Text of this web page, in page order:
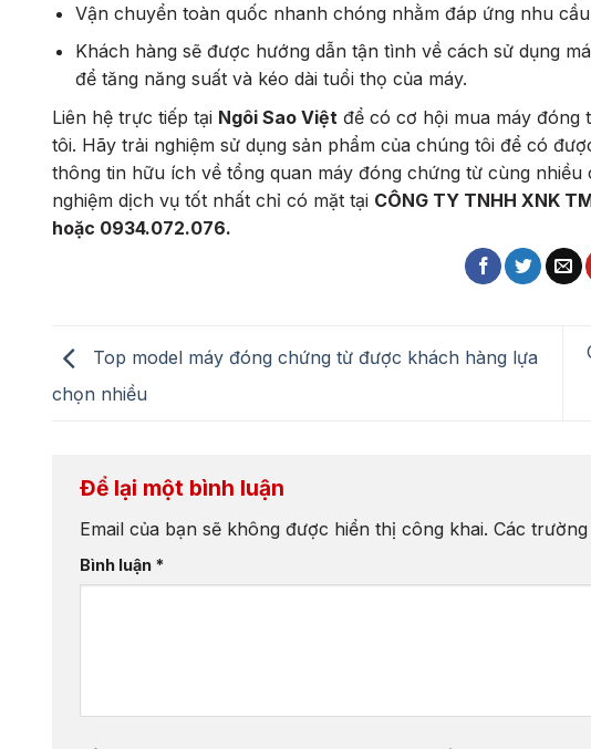
Vận chuyển toàn quốc nhanh chóng nhằm đáp ứng nhu
Khách hàng sẽ được hướng dẫn tận tình về cách sử dụng
để tăng năng suất và kéo dài tuổi thọ của máy.
Liên hệ trực tiếp tại Ngôi Sao Việt để có cơ hội mua máy đóng
tôi. Hãy trải nghiệm sử dụng sản phẩm của chúng tôi để có
thông tin hữu ích về tổng quan máy đóng chứng từ cùng
nghiệm dịch vụ tốt nhất chỉ có mặt tại CÔNG TY TNHH XNK
hoặc 0934.072.076.
Top model máy đóng chứng từ được khách hàng lựa
chọn nhiều
Để lại một bình luận
Email của bạn sẽ không được hiển thị công khai. Các
Bình luận *